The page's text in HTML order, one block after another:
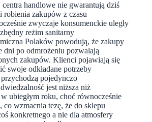
handlowe nie gwarantują dziś
zakupów z czasu
zwyczaje konsumenckie uległy
reżim sanitarny
Polaków powodują, że zakupy
dni po odmrożeniu pozwalają
zakupów. Klienci pojawiają się
swoje odkładane potrzeby
pojedynczo
jest niższa niż
ubiegłym roku, choć równocześnie
wzmacnia tezę, że do sklepu
konkretnego a nie dla atmosfery